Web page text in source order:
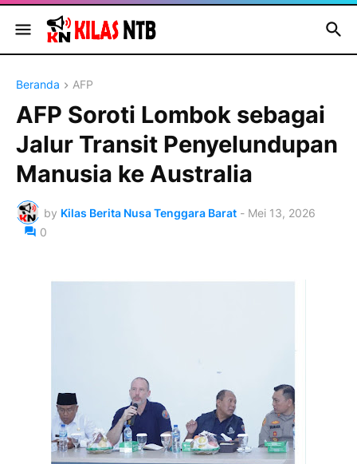
Beranda AFP
AFP Soroti Lombok sebagai
Jalur Transit Penyelundupan
Manusia ke Australia
by Kilas Berita Nusa Tenggara Barat - Mei 13, 2026
0